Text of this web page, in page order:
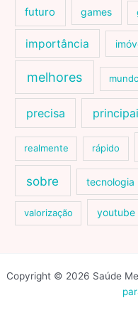
futuro games
importância
melhores mundo
precisa
realmente rápido
sobre tecnologia
valorização youtube
Copyright © 2026 Saúde